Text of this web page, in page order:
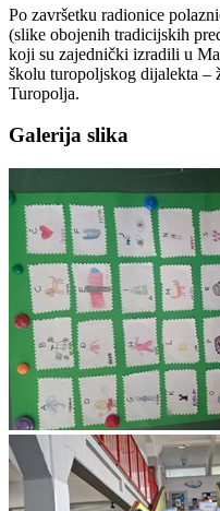
Po završetku radionice
(slike obojenih tradicijskih
koji su zajednički izradili u
školu turopoljskog dijalekta –
Turopolja.
Galerija slika